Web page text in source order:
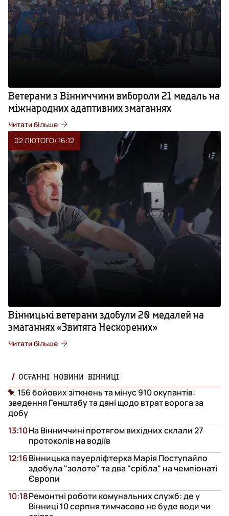
Ветерани з Вінниччини вибороли 21 медаль на
міжнародних адаптивних змаганнях
Читати більше
02 ЛЮТОГО/ 16:12
Вінницькі ветерани здобули 20 медалей на
змаганнях «Звитяга Нескорених»
Читати більше
ОСТАННІ НОВИНИ ВІННИЦІ
156 бойових зіткнень та мінус 910 окупантів:
зведення Генштабу та дані щодо втрат ворога за
добу
На Вінниччині протягом вихідних склали 27
протоколів на водіїв
13:10
Вінницька пауерліфтерка Марія Поступайло
здобула "золото" та два "срібла" на чемпіонаті
Європи
12:16
Ремонтні роботи комунальних служб: де у
Вінниці 10 серпня тимчасово не буде води чи
10:18